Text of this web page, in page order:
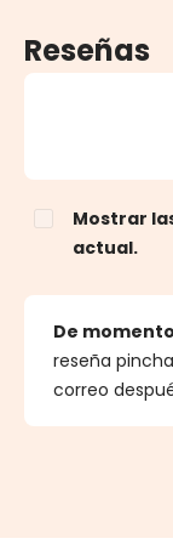
Reseñas
Calificación
Mostrar
actual.
De
reseña
correo